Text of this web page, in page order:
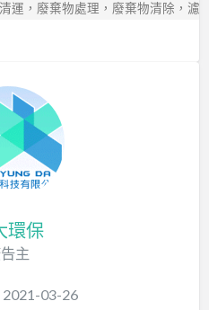
運，廢棄物處理，廢棄物清除，
環保
主
2021-03-26